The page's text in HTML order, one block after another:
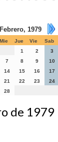
Febrero, 1979
Mie Jue Vie Sab
1
2 3
7 8 9 10
14 15 16 17
21 22 23 24
28
de 1979